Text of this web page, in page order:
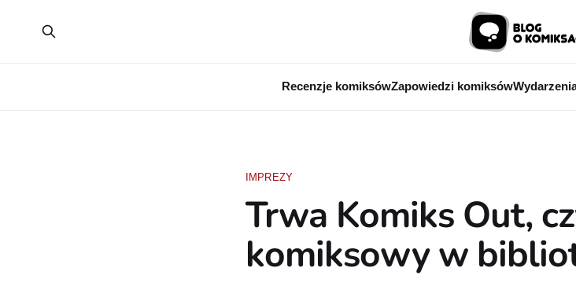
Recenzje komiksówZapowiedzi komiksów
IMPREZY
Trwa Komiks Out,
komiksowy w